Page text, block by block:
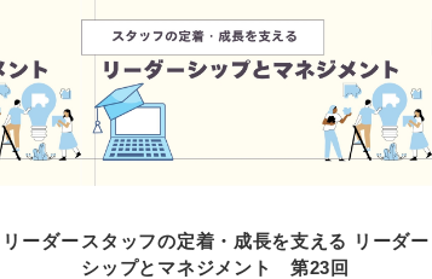
ーダー スタッフの定着・成長を支える リーダー
シップとマネジメント 第23回